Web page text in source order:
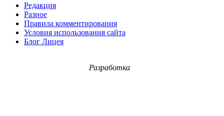
Редакция
Разное
Правила комментирования
Условия использования сайта
Блог Лицея
Разработка